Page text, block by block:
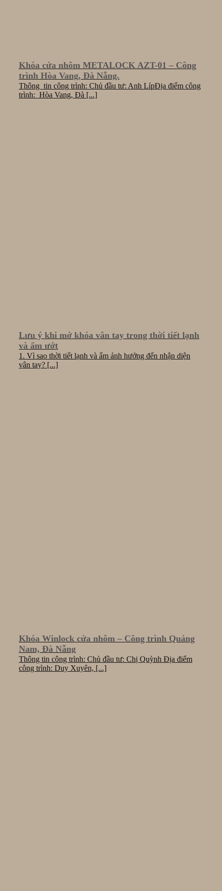
Khóa cửa nhôm METALOCK AZT-01 – Công
trình Hòa Vang, Đà Nẵng.
Thông tin công trình: Chủ đầu tư: Anh LípĐịa điểm công
trình: Hòa Vang, Đà [...]
Lưu ý khi mở khóa vân tay trong thời tiết lạnh
và ẩm ướt
1. Vì sao thời tiết lạnh và ẩm ảnh hưởng đến nhận diện
vân tay? [...]
Khóa Winlock cửa nhôm – Công trình Quảng
Nam, Đà Nẵng
Thông tin công trình: Chủ đầu tư: Chị Quỳnh Địa điểm
công trình: Duy Xuyên, [...]